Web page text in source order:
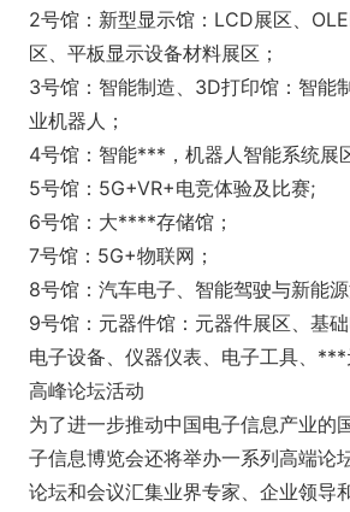
2号馆：新型显示馆：LCD展区、
区、平板显示设备材料展区；
3号馆：智能制造、3D打印馆：智能
业机器人；
4号馆：智能***，机器人智能系统展
5号馆：5G+VR+电竞体验及比赛;
6号馆：大****存储馆；
7号馆：5G+物联网；
8号馆：汽车电子、智能驾驶与新能源
9号馆：元器件馆：元器件展区、基础
电子设备、仪器仪表、电子工具、***
高峰论坛活动
为了进一步推动中国电子信息产业的
子信息博览会还将举办一系列高端论
论坛和会议汇集业界专家、企业领导